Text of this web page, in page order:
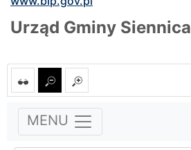
Urząd Gminy Siennica
MENU